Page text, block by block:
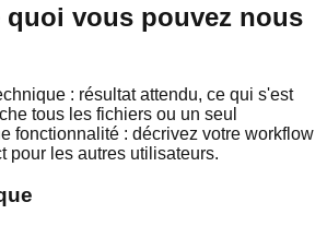
quoi vous pouvez nous
: résultat attendu, ce qui s'est
tous les fichiers ou un seul
fonctionnalité : décrivez votre workflow
pour les autres utilisateurs.